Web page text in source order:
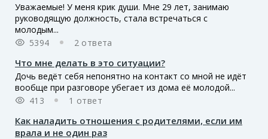
Уважаемые! У меня крик души. Мне 29 лет, занимаю
руководящую должность, стала встречаться с
молодым...
5394
2 ответа
Что мне делать в это ситуации?
Дочь ведёт себя непонятно на контакт со мной не идёт
вообще при разговоре убегает из дома её молодой...
413
1 ответ
Как наладить отношения с родителями, если им
врала и не один раз